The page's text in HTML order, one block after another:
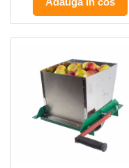
Pompe de apa
Motopompe
Accesorii pentru irigatii
Furtunuri
Hidrofoare
Pompe de apa de suprafata
Pompe recirculare
Pompe submersibile